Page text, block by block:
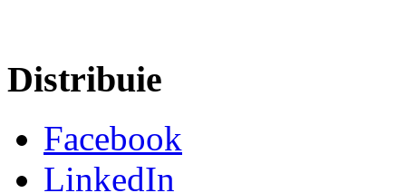
Distribuie
Facebook
LinkedIn